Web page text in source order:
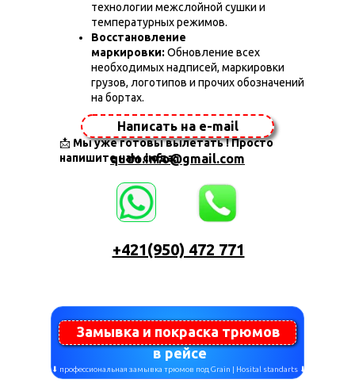
+421(950) 472 771
qudo.info@gmail.com
технологии межслойной сушки и
температурных режимов.
Восстановление
маркировки: Обновление всех
необходимых надписей, маркировки
грузов, логотипов и прочих обозначений
на бортах.
📩 Мы уже готовы вылетать ! Просто
напишите нам сюда:
Написать на e-mail
⬇ профессиональная замывка трюмов под Grain | Hosital standarts ⬇
Замывка и покраска трюмов
в рейсе